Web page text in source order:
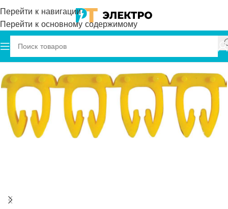
Перейти к навигации
Перейти к основному содержимому
Главная Onka Маркировка кабеля